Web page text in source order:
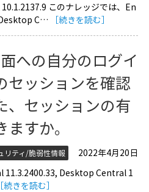
このナレッジでは、En
C…
［続きを読む］
への自分のログイ
セッションを確認
、セッションの有
すか。
リティ/脆弱性情報
2022年4月20日
Desktop Central 1
［続きを読む］